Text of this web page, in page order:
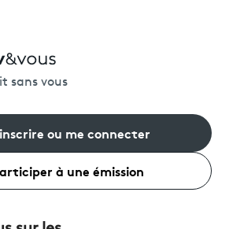
sans vous
ou me connecter
à une émission